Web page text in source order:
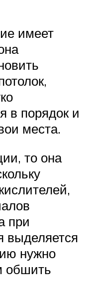
имеет
в порядок и
места.
то она
при
выделяется
нужно
обшить